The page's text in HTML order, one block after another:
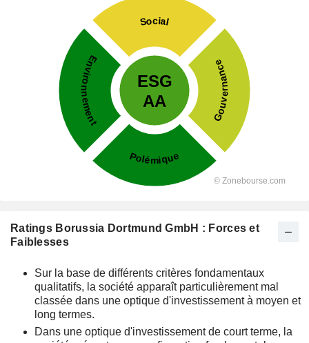
Ratings Borussia Dortmund GmbH : Forces et
Faiblesses
Sur la base de différents critères fondamentaux
qualitatifs, la société apparaît particulièrement mal
classée dans une optique d'investissement à moyen et
long termes.
Dans une optique d'investissement de court terme, la